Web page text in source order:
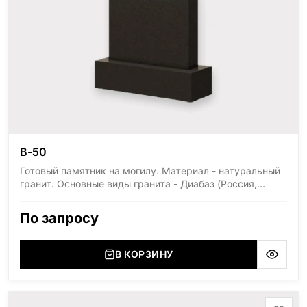
В-50
Готовый памятник на могилу. Материал - натуральный
гранит. Основные виды гранита - Диабаз (Россия,
(Украина, Житомерская область), Лабродарит
(Украина, Житомерская область), Сюксюансаари
(Россия, Карелия), Амфиболит (Россия, Мурманская
минимальные стандартные размеры: Стела: 80x40x5
По запросу
В КОРЗИНУ